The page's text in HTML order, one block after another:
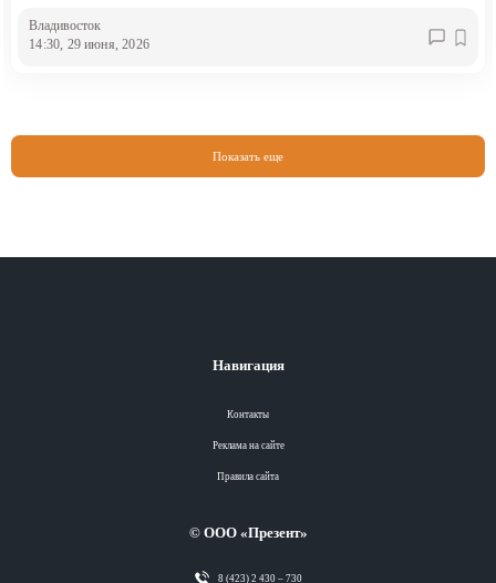
Владивосток
14:30, 29 июня, 2026
Показать еще
Навигация
Контакты
Реклама на сайте
Правила сайта
© ООО «Презент»
8 (423) 2 430 – 730